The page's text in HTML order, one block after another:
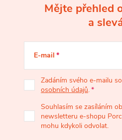
Mějte přehled
a
E-mail
Zadáním svého e-mailu
osobních údajů.
Souhlasím se zasíláním
newsletteru e-shopu
mohu kdykoli odvolat.